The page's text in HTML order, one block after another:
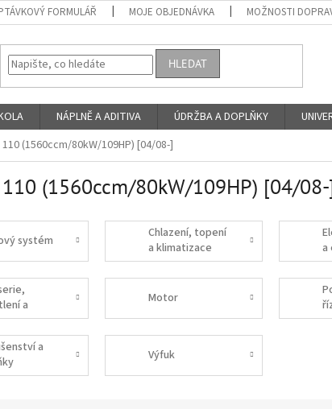
FORMULÁŘ MOJE OBJEDNÁVKA MOŽNOSTI
HLEDAT
NÁPLNĚ A ADITIVA ÚDRŽBA A DOPLŇKY
110 (1560ccm/80kW/109HP) [04/08-]
(1560ccm/80kW/109HP) [04/
systém
Chlazení, topení
a klimatizace
a
a
Motor
a
Výfuk